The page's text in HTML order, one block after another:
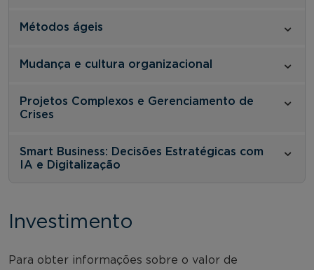
Métodos ágeis
Mudança e cultura organizacional
Projetos Complexos e Gerenciamento de
Crises
Smart Business: Decisões Estratégicas com
IA e Digitalização
Investimento
Para obter informações sobre o valor de